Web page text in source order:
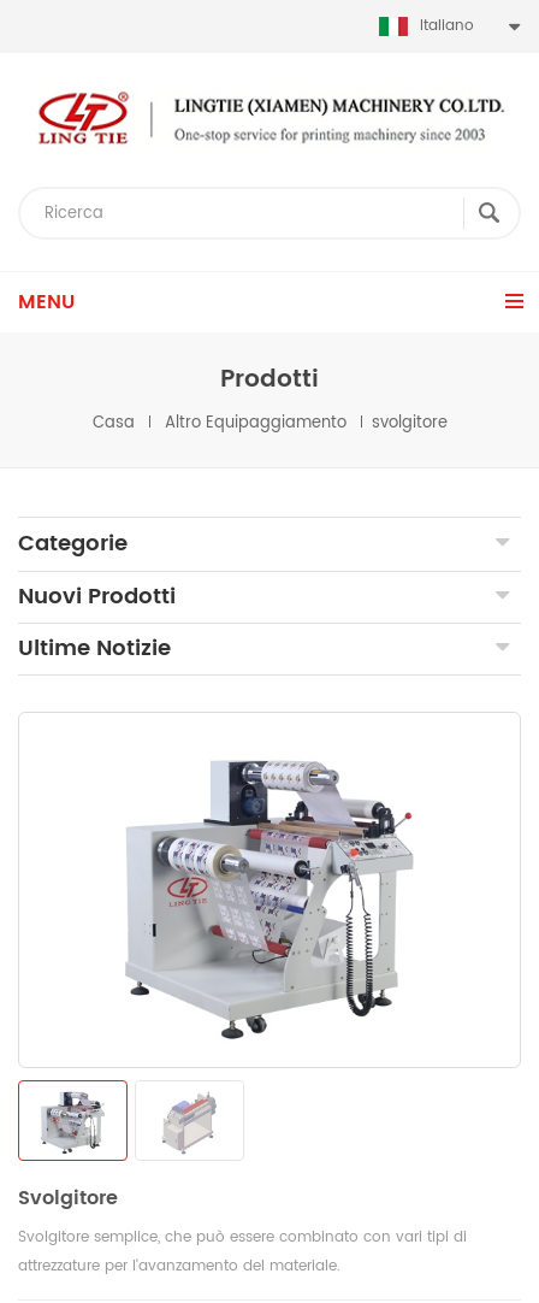
Italiano
MENU
Prodotti
Casa Altro Equipaggiamento svolgitore
Categorie
Nuovi Prodotti
Ultime Notizie
Svolgitore
Svolgitore semplice, che può essere combinato con vari tipi di
attrezzature per l'avanzamento del materiale.